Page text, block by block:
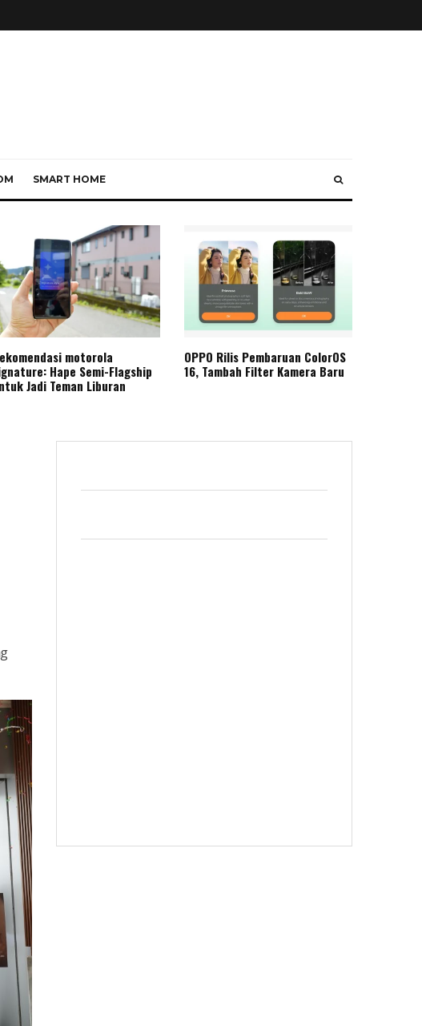
SMART HOME
motorola
Hape Semi-Flagship
Jadi Teman Liburan
OPPO Rilis Pembaruan ColorOS
16, Tambah Filter Kamera Baru